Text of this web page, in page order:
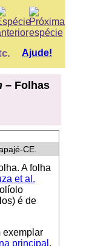
Ajude!
– Folhas
CE.
A folha
et al.
é de
exemplar
principal .